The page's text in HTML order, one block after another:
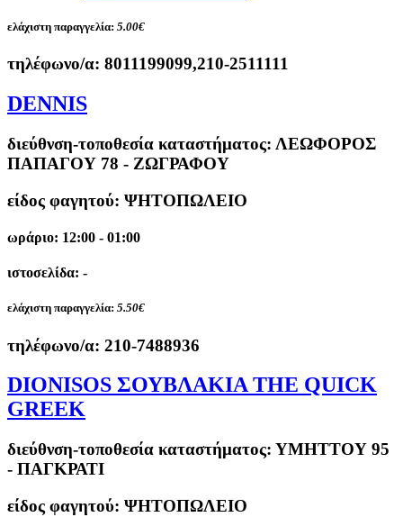
ελάχιστη παραγγελία: 5.00€
τηλέφωνο/α: 8011199099,210-2511111
DENNIS
διεύθνση-τοποθεσία καταστήματος: ΛΕΩΦΟΡΟΣ
ΠΑΠΑΓΟΥ 78 - ΖΩΓΡΑΦΟΥ
είδος φαγητού: ΨΗΤΟΠΩΛΕΙΟ
ωράριο: 12:00 - 01:00
ιστοσελίδα: -
ελάχιστη παραγγελία: 5.50€
τηλέφωνο/α: 210-7488936
DIONISOS ΣΟΥΒΛΑΚΙΑ THE QUICK
GREEK
διεύθνση-τοποθεσία καταστήματος: ΥΜΗΤΤΟΥ 95
- ΠΑΓΚΡΑΤΙ
είδος φαγητού: ΨΗΤΟΠΩΛΕΙΟ